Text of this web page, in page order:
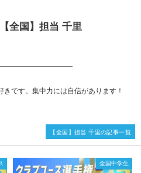
【全国】担当 千里
です。集中力には自信があります！
全国中学生
【全国】担当 千里の記事一覧